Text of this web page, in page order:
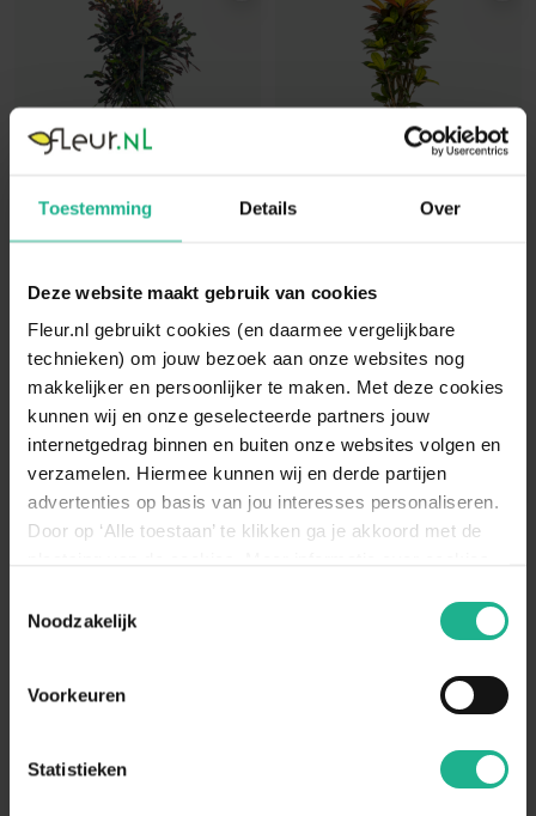
Toestemming Details Over
Deze website maakt gebruik van cookies
Fleur.nl gebruikt cookies (en daarmee vergelijkbare
technieken) om jouw bezoek aan onze websites nog
makkelijker en persoonlijker te maken. Met deze cookies
kunnen wij en onze geselecteerde partners jouw
internetgedrag binnen en buiten onze websites volgen en
verzamelen. Hiermee kunnen wij en derde partijen
advertenties op basis van jou interesses personaliseren.
Door op ‘Alle toestaan’ te klikken ga je akkoord met de
decookieverklaring op onze website.
Noodzakelijk
Voorkeuren
Statistieken
Polystone Partner Crème
156 cm € 339,95
Iceton in Polystone Partner
Wonderstruik
168 cm € 359,95
Polystone Partner Seaside
Croton Variegatum Mrs.
Iceton in Emperador Partner